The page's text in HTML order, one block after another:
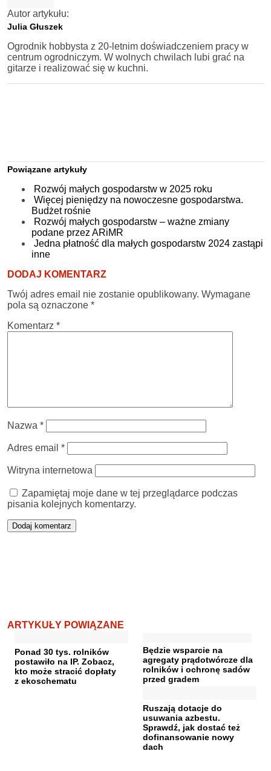
Autor artykułu:
Julia Głuszek
Ogrodnik hobbysta z 20-letnim doświadczeniem pracy w
centrum ogrodniczym. W wolnych chwilach lubi grać na
gitarze i realizować się w kuchni.
Powiązane artykuły
Rozwój małych gospodarstw w 2025 roku
Więcej pieniędzy na nowoczesne gospodarstwa.
Budżet rośnie
Rozwój małych gospodarstw – ważne zmiany
podane przez ARiMR
Jedna płatność dla małych gospodarstw 2024 zastąpi
inne
DODAJ KOMENTARZ
Twój adres email nie zostanie opublikowany. Wymagane
pola są oznaczone *
Komentarz *
Nazwa *
Adres email *
Witryna internetowa
Zapamiętaj moje dane w tej przeglądarce podczas
pisania kolejnych komentarzy.
ARTYKUŁY POWIĄZANE
Ponad 30 tys. rolników
postawiło na IP. Zobacz,
kto może stracić dopłaty
z ekoschematu
Będzie wsparcie na
agregaty prądotwórcze dla
rolników i ochronę sadów
przed gradem
Ruszają dotacje do
usuwania azbestu.
Sprawdź, jak dostać też
dofinansowanie nowy
dach